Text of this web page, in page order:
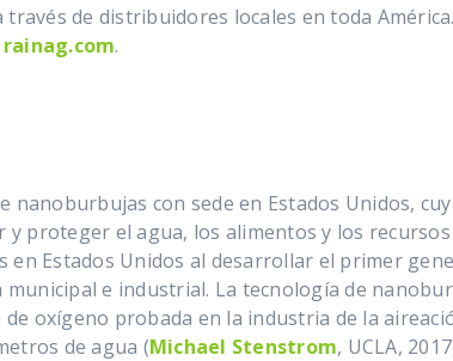
de distribuidores locales en toda
rainag.com.
nanoburbujas con sede en Estados Unidos,
proteger el agua, los alimentos y los
Estados Unidos al desarrollar el primer
e industrial. La tecnología de
oxígeno probada en la industria de la
de agua (Michael Stenstrom, UCLA,